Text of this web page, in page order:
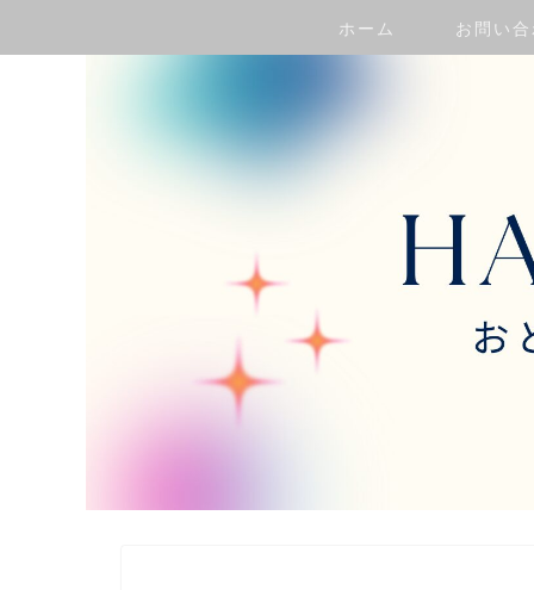
ホーム お問い